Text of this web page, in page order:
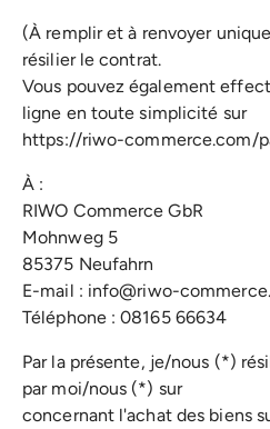
(À remplir et à renvoyer
résilier le contrat.
Vous pouvez également
ligne en toute simplicité sur
https://riwo-commerce.com/
À :
RIWO Commerce GbR
Mohnweg 5
85375 Neufahrn
E-mail : info@riwo-
Téléphone : 08165 66634
Par la présente, je/nous (*)
par moi/nous (*) sur
concernant l'achat des biens